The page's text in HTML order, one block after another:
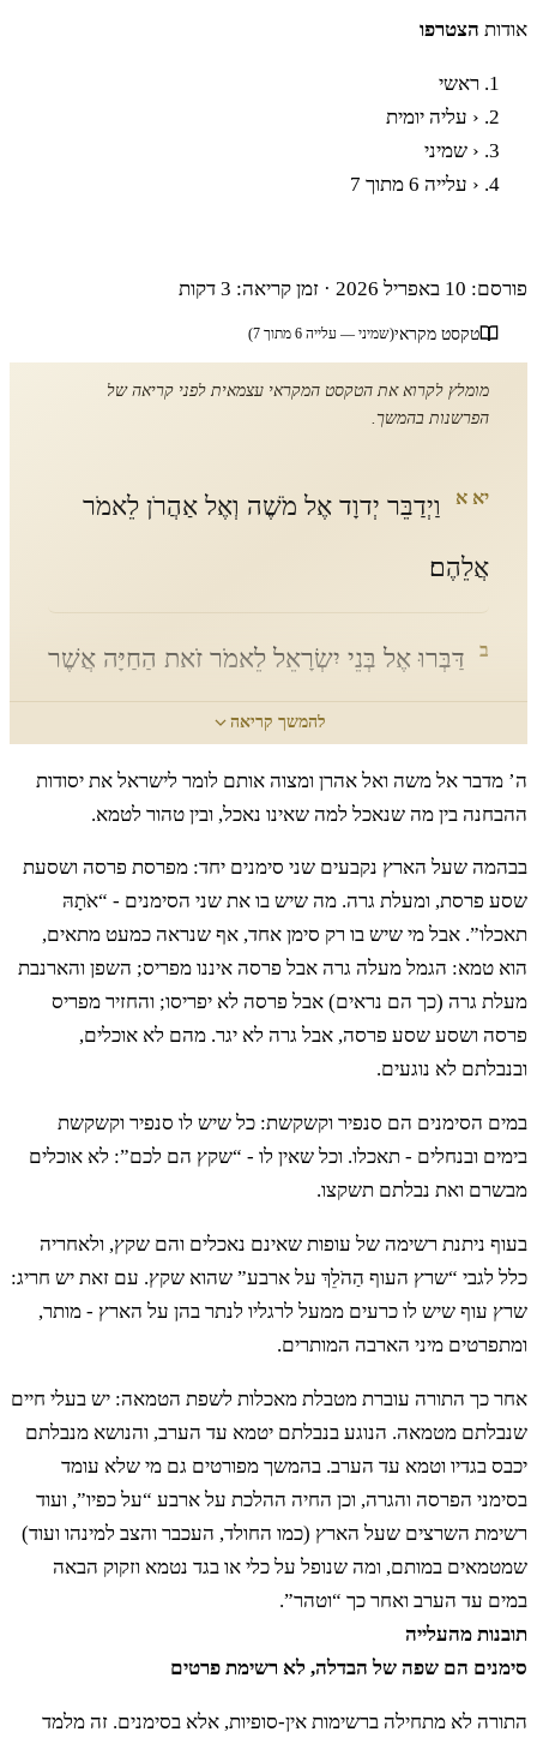
אודות הצטרפו
ראשי
‹ עליה יומית
‹ שמיני
‹ עלייה 6 מתוך 7
פורסם: 10 באפריל 2026 · זמן קריאה: 3 דקות
טקסט מקראי(שמיני — עלייה 6 מתוך 7)
מומלץ לקרוא את הטקסט המקראי עצמאית לפני קריאה של
הפרשנות בהמשך.
יא א וַיְדַבֵּר יְדוָד אֶל מֹשֶׁה וְאֶל אַהֲרֹן לֵאמֹר
אֲלֵהֶם׃
ב דַּבְּרוּ אֶל בְּנֵי יִשְׂרָאֵל לֵאמֹר זֹאת הַחַיָּה אֲשֶׁר
תֹּאכְלוּ מִכָּל הַבְּהֵמָה אֲשֶׁר עַל הָאָרֶץ׃
כֹּל מַפְרֶסֶת פַּרְסָה וְשֹׁסַעַת שֶׁסַע פְּרָסֹת
מַעֲלַת גֵּרָה בַּבְּהֵמָה אֹתָהּ תֹּאכֵלוּ׃
אַךְ אֶת זֶה לֹא תֹאכְלוּ מִמַּעֲלֵי הַגֵּרָה
וּמִמַּפְרִיסֵי הַפַּרְסָה אֶת הַגָּמָל כִּי מַעֲלֵה גֵרָה
הוּא וּפַרְסָה אֵינֶנּוּ מַפְרִיס טָמֵא הוּא לָכֶם׃
ה וְאֶת הַשָּׁפָן כִּי מַעֲלֵה גֵרָה הוּא וּפַרְסָה לֹא
יַפְרִיס טָמֵא הוּא לָכֶם׃
ו וְאֶת הָאַרְנֶבֶת כִּי מַעֲלַת גֵּרָה הִוא וּפַרְסָה לֹא
הִפְרִיסָה טְמֵאָה הִוא לָכֶם׃
ז וְאֶת הַחֲזִיר כִּי מַפְרִיס פַּרְסָה הוּא וְשֹׁסַע
שֶׁסַע פַּרְסָה וְהוּא גֵּרָה לֹא יִגָּר טָמֵא הוּא לָכֶם׃
ח מִבְּשָׂרָם לֹא תֹאכֵלוּ וּבְנִבְלָתָם לֹא תִגָּעוּ
להמשך קריאה
ה’ מדבר אל משה ואל אהרן ומצוה אותם לומר לישראל את יסודות
ההבחנה בין מה שנאכל למה שאינו נאכל, ובין טהור לטמא.
בבהמה שעל הארץ נקבעים שני סימנים יחד: מפרסת פרסה ושסעת
שסע פרסת, ומעלת גרה. מה שיש בו את שני הסימנים - “אֹתָהּ
תאכלו”. אבל מי שיש בו רק סימן אחד, אף שנראה כמעט מתאים,
הוא טמא: הגמל מעלה גרה אבל פרסה איננו מפריס; השפן והארנבת
מעלת גרה (כך הם נראים) אבל פרסה לא יפריסו; והחזיר מפריס
פרסה ושסע שסע פרסה, אבל גרה לא יגר. מהם לא אוכלים,
ובנבלתם לא נוגעים.
במים הסימנים הם סנפיר וקשקשת: כל שיש לו סנפיר וקשקשת
בימים ובנחלים - תאכלו. וכל שאין לו - “שקץ הם לכם”: לא אוכלים
מבשרם ואת נבלתם תשקצו.
בעוף ניתנת רשימה של עופות שאינם נאכלים והם שקץ, ולאחריה
כלל לגבי “שרץ העוף הַהֹלֵךְ על ארבע” שהוא שקץ. עם זאת יש חריג:
שרץ עוף שיש לו כרעים ממעל לרגליו לנתר בהן על הארץ - מותר,
ומתפרטים מיני הארבה המותרים.
אחר כך התורה עוברת מטבלת מאכלות לשפת הטמאה: יש בעלי חיים
שנבלתם מטמאה. הנוגע בנבלתם יטמא עד הערב, והנושא מנבלתם
יכבס בגדיו וטמא עד הערב. בהמשך מפורטים גם מי שלא עומד
בסימני הפרסה והגרה, וכן החיה ההלכת על ארבע “על כפיו”, ועוד
רשימת השרצים שעל הארץ (כמו החולד, העכבר והצב למינהו ועוד)
שמטמאים במותם, ומה שנופל על כלי או בגד נטמא וזקוק הבאה
במים עד הערב ואחר כך “וטהר”.
תובנות מהעלייה
סימנים הם שפה של הבדלה, לא רשימת פרטים
התורה לא מתחילה ברשימות אין-סופיות, אלא בסימנים. זה מלמד